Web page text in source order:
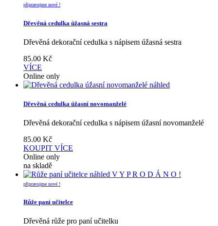
připravujme nové !
Dřevěná cedulka úžasná sestra
Dřevěná dekorační cedulka s nápisem úžasná sestra
85.00 Kč
VÍCE
Online only
náhled
Dřevěná cedulka úžasní novomanželé
Dřevěná dekorační cedulka s nápisem úžasní novomanželé
85.00 Kč
KOUPIT VÍCE
Online only
na skladě
náhled V Y P R O D Á N O !
připravujme nové !
Růže paní učitelce
Dřevěná růže pro paní učitelku